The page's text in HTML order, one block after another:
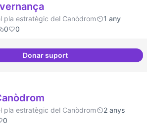
pla estratègic del Canòdrom
1 any
0 0
Donar suportCures i governança
pla estratègic del Canòdrom
2 anys
0